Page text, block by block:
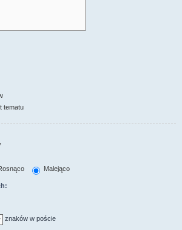
tematu
Malejąco
znaków w poście